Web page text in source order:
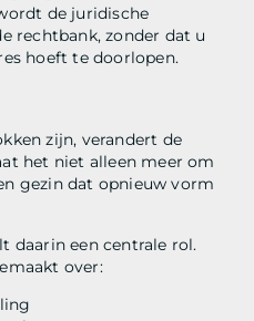
de juridische
rechtbank, zonder dat u
hoeft te doorlopen.
zijn, verandert de
het niet alleen meer om
gezin dat opnieuw vorm
daarin een centrale rol.
over: